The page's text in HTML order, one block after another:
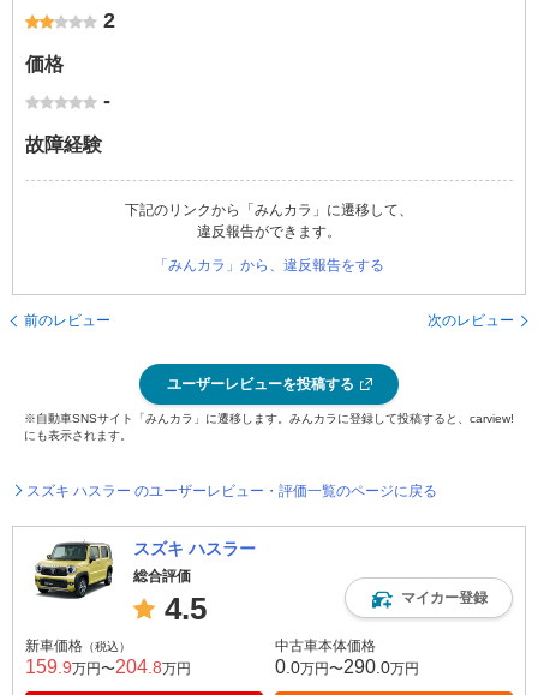
2
価格
-
故障経験
下記のリンクから「みんカラ」に遷移して、
違反報告ができます。
「みんカラ」から、違反報告をする
前のレビュー 次のレビュー
ユーザーレビューを投稿する
※自動車SNSサイト「みんカラ」に遷移します。みんカラに登録して投稿すると、carview!
にも表示されます。
スズキ ハスラー のユーザーレビュー・評価一覧のページに戻る
スズキ ハスラー
総合評価
4.5 マイカー登録
新車価格 （税込）
159 .9万円〜204 .8万円
中古車本体価格
0 .0万円〜290 .0万円